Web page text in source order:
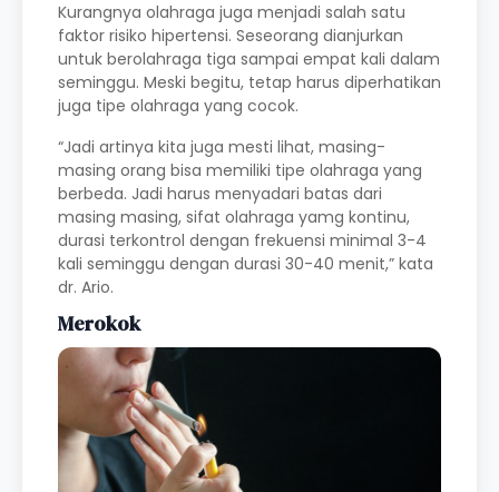
Kurangnya olahraga juga menjadi salah satu
faktor risiko hipertensi. Seseorang dianjurkan
untuk berolahraga tiga sampai empat kali dalam
seminggu. Meski begitu, tetap harus diperhatikan
juga tipe olahraga yang cocok.
“Jadi artinya kita juga mesti lihat, masing-
masing orang bisa memiliki tipe olahraga yang
berbeda. Jadi harus menyadari batas dari
masing masing, sifat olahraga yamg kontinu,
durasi terkontrol dengan frekuensi minimal 3-4
kali seminggu dengan durasi 30-40 menit,” kata
dr. Ario.
Merokok